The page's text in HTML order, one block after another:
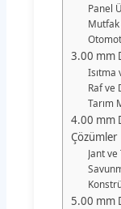
Panel
3.00 mm
Isıtma
Raf ve
Tarım
4.00 mm
Çözümler
Jant
5.00 mm